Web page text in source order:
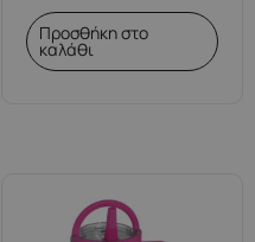
Προσθήκη στο
καλάθι